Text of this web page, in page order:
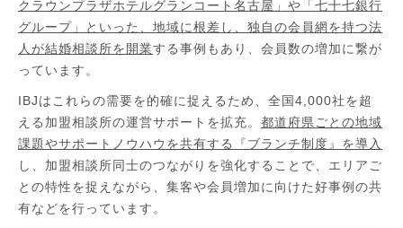
クラウンプラザホテルグランコート名古屋」や「七十七銀行
グループ」といった、地域に根差し、独自の会員網を持つ法
人が結婚相談所を開業する事例もあり、会員数の増加に繋が
っています。
IBJはこれらの需要を的確に捉えるため、全国4,000社を超
える加盟相談所の運営サポートを拡充。 都道府県ごとの地域
課題やサポートノウハウを共有する『ブランチ制度』を導入
し、加盟相談所同士のつながりを強化することで、エリアご
との特性を捉えながら、集客や会員増加に向けた好事例の共
有などを行っています。